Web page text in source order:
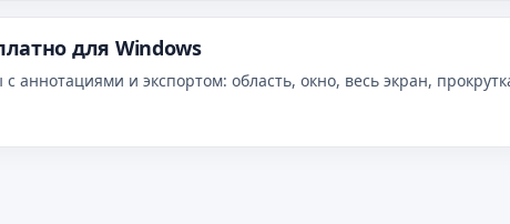
для Windows
и экспортом: область, окно, весь экран,